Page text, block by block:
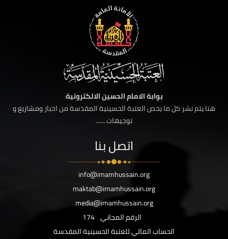
بوابة الامام الحسين الالكترونية
هنا يتم نشر كل ما يخص العتبة الحسينية المقدسة من اخبار ومشاريع و
توجيهات ......
اتصل بنا
info@imamhussain.org
maktab@imamhussain.org
media@imamhussain.org
الرقم المجاني 174
الحساب المالي للعتبة الحسينية المقدسة